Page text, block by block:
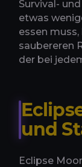
Survival-
etwas
essen
saubereren
der bei
und
Eclipse